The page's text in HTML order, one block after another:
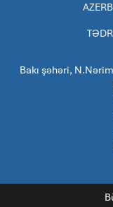
Bakı şəhəri,